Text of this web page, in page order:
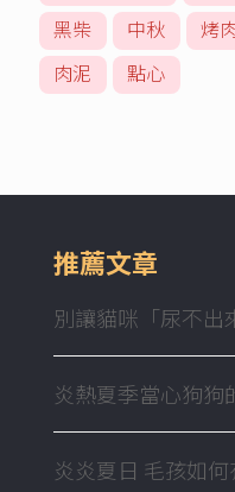
黑柴
中秋 烤
肉泥
點心
推薦文章
別讓貓咪「尿不出
炎熱夏季當心狗狗
炎炎夏日 毛孩如何